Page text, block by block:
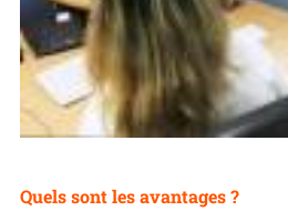
Quels sont les avantages ?